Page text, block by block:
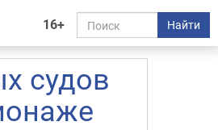
16+ Найти
судов